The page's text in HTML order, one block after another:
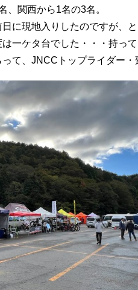
、関西から1名の3名。
に現地入りしたのですが、と
一ケタ台でした・・・持っ
て、JNCCトップライダー・